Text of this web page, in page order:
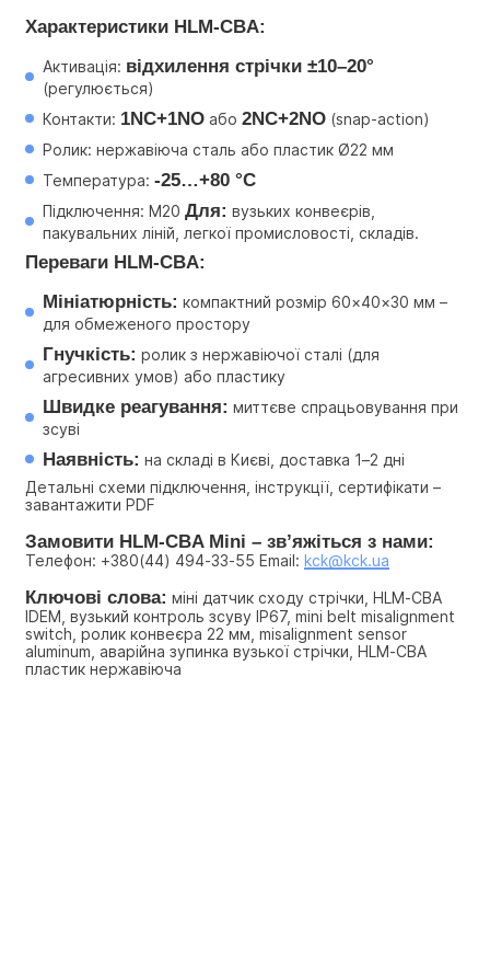
Характеристики HLM-CBA:
Активація: відхилення стрічки ±10–20°
(регулюється)
Контакти: 1NC+1NO або 2NC+2NO (snap-action)
Ролик: нержавіюча сталь або пластик Ø22 мм
Температура: -25…+80 °C
Підключення: M20 Для: вузьких конвеєрів,
пакувальних ліній, легкої промисловості, складів.
Переваги HLM-CBA:
Мініатюрність: компактний розмір 60×40×30 мм –
для обмеженого простору
Гнучкість: ролик з нержавіючої сталі (для
агресивних умов) або пластику
Швидке реагування: миттєве спрацьовування при
зсуві
Наявність: на складі в Києві, доставка 1–2 дні
Детальні схеми підключення, інструкції, сертифікати –
завантажити PDF
Замовити HLM-CBA Mini – зв’яжіться з нами:
Телефон: +380(44) 494-33-55 Email: kck@kck.ua
Ключові слова: міні датчик сходу стрічки, HLM-CBA
IDEM, вузький контроль зсуву IP67, mini belt misalignment
switch, ролик конвеєра 22 мм, misalignment sensor
aluminum, аварійна зупинка вузької стрічки, HLM-CBA
пластик нержавіюча